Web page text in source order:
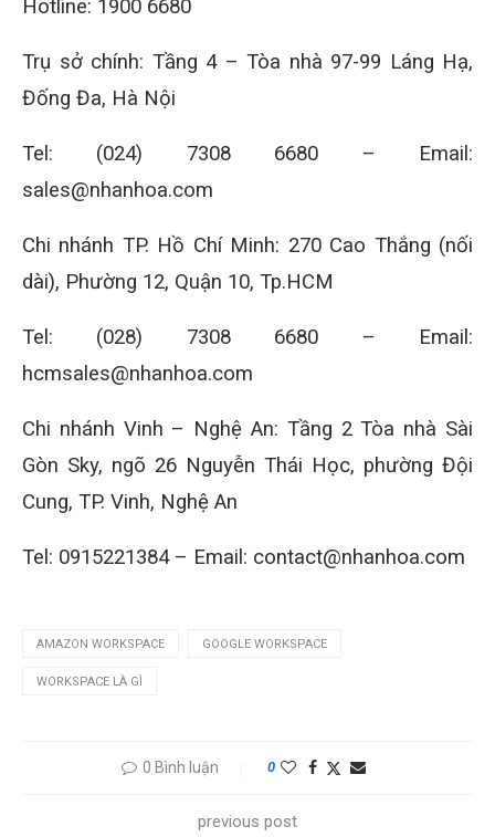
Hotline: 1900 6680
Trụ sở chính: Tầng 4 – Tòa nhà 97-99 Láng Hạ,
Đống Đa, Hà Nội
Tel: (024) 7308 6680 – Email:
sales@nhanhoa.com
Chi nhánh TP. Hồ Chí Minh: 270 Cao Thắng (nối
dài), Phường 12, Quận 10, Tp.HCM
Tel: (028) 7308 6680 – Email:
hcmsales@nhanhoa.com
Chi nhánh Vinh – Nghệ An: Tầng 2 Tòa nhà Sài
Gòn Sky, ngõ 26 Nguyễn Thái Học, phường Đội
Cung, TP. Vinh, Nghệ An
Tel: 0915221384 – Email: contact@nhanhoa.com
AMAZON WORKSPACE GOOGLE WORKSPACE
WORKSPACE LÀ GÌ
0 Bình luận 0
previous post